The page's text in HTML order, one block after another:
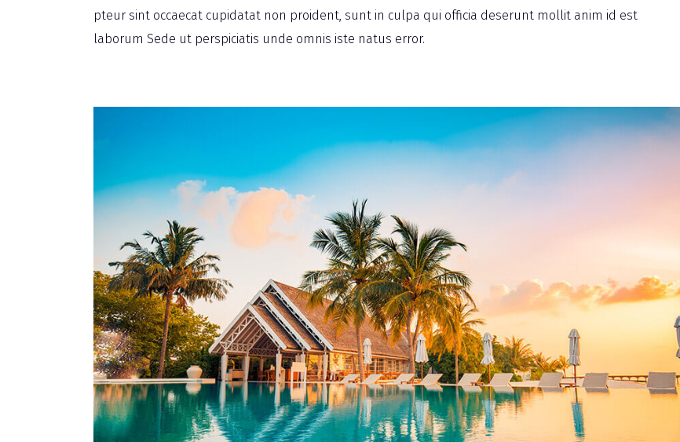
pteur sint occaecat cupidatat non proident, sunt in culpa qui officia deserunt mollit anim id est
laborum Sede ut perspiciatis unde omnis iste natus error.